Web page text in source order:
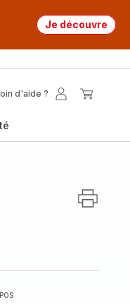
Je découvre
d'aide ?
Mon